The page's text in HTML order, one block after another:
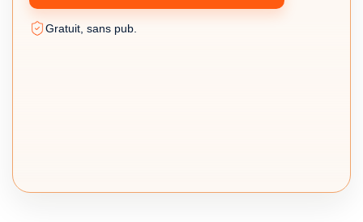
Gratuit, sans pub.